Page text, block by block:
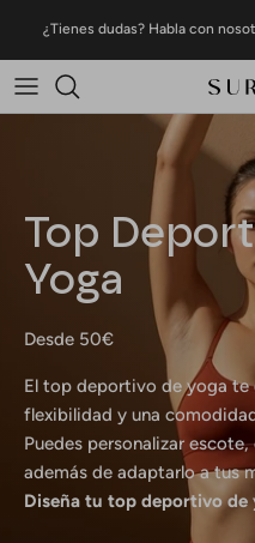
¿Tienes dudas? Habla con
Top
Yoga
Desde 50€
El top deportivo de yoga te
flexibilidad y una
Puedes personalizar
además de adaptarlo a tus
Diseña tu top deportivo de